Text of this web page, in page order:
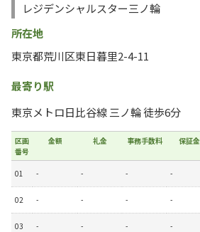
レジデンシャルスター三ノ輪
所在地
東京都荒川区東日暮里2-4-11
最寄り駅
東京メトロ日比谷線 三ノ輪 徒歩6分
区画
番号
金額 礼金 事務手数料 保証金
01 - - - -
02 - - - -
03 - - - -